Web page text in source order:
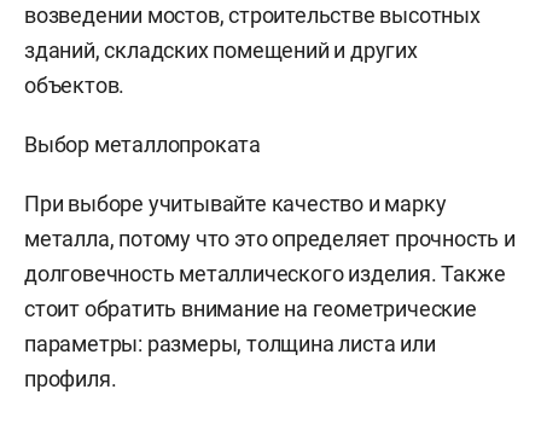
возведении мостов, строительстве высотных
зданий, складских помещений и других
объектов.
Выбор металлопроката
При выборе учитывайте качество и марку
металла, потому что это определяет прочность и
долговечность металлического изделия. Также
стоит обратить внимание на геометрические
параметры: размеры, толщина листа или
профиля.